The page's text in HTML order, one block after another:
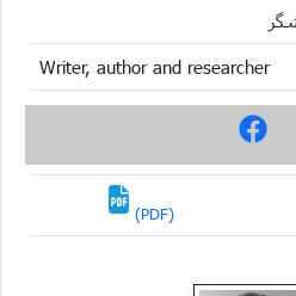
Writer, author and researcher
(PDF)